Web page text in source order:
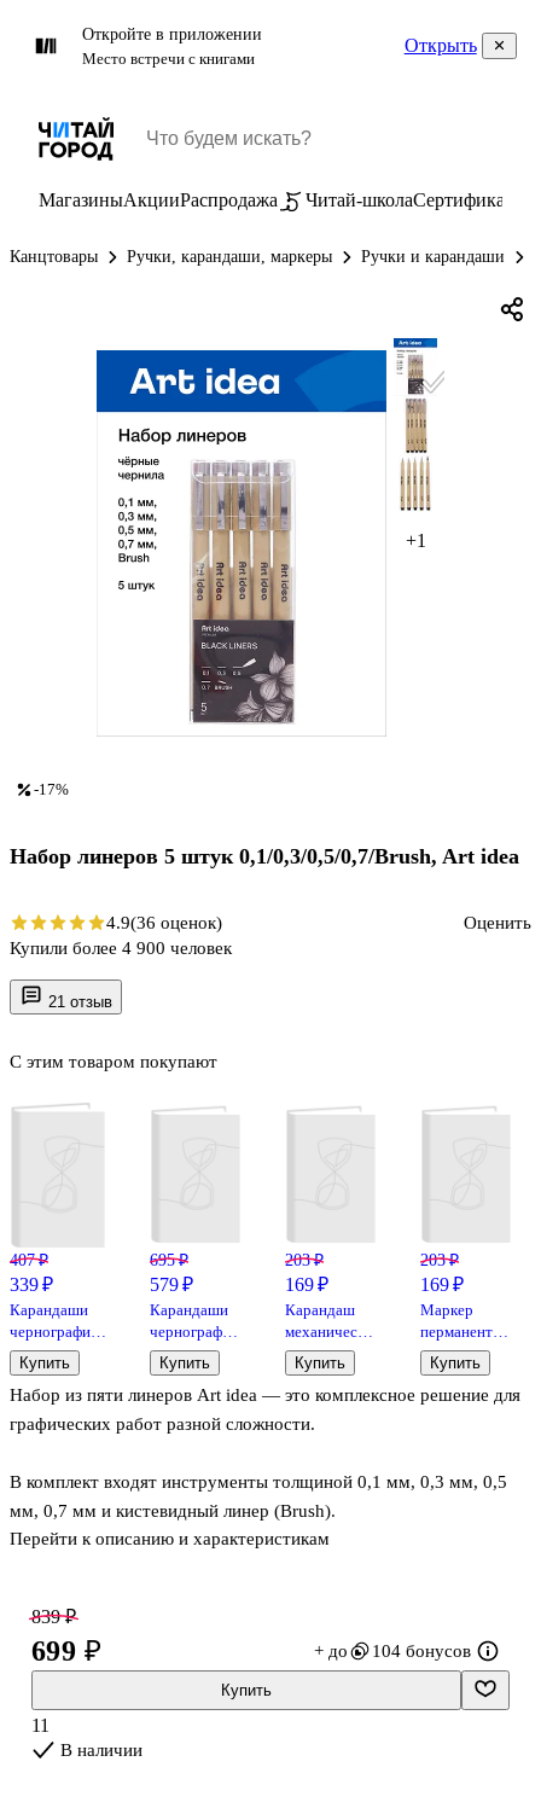
Откройте в приложении
Место встречи с книгами
Открыть
МагазиныАкцииРаспродажа Читай-школаСертификаты
Канцтовары Ручки, карандаши, маркеры Ручки и карандаши
+1
21 отзыв
Набор из пяти линеров Art idea — это комплексное решение для
графических работ разной сложности.
В комплект входят инструменты толщиной 0,1 мм, 0,3 мм, 0,5
мм, 0,7 мм и кистевидный линер (Brush).
Износостойкие игольчатые наконечники сохраняют чёткость
линий даже при интенсивном использовании.
Набор подходит для скетчинга, технического рисунка,
Перейти к описанию и характеристикам
С этим товаром покупают
407 ₽
339 ₽
Карандаши
чернографитные,
ArtBerry, 6
штук
Купить
695 ₽
579 ₽
Карандаши
чернографитные,
ArtBerry, 12
штук
Купить
203 ₽
169 ₽
Карандаш
механический
с ластиком
«Project»,
Schiller, 0,5
мм, HB, в
Купить
203 ₽
169 ₽
Маркер
перманентный
белый 1 мм,
Goodmark
Купить
-17%
Набор линеров 5 штук 0,1/0,3/0,5/0,7/Brush, Art idea
4.9(36 оценок)
Оценить
Купили более 4 900 человек
839 ₽
699 ₽ + до 104 бонусов
Купить
11
В наличии